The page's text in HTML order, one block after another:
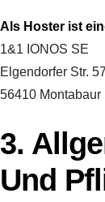
Als Hoster ist
1&1 IONOS SE
Elgendorfer Str. 57
56410 Montabaur
3.
Und